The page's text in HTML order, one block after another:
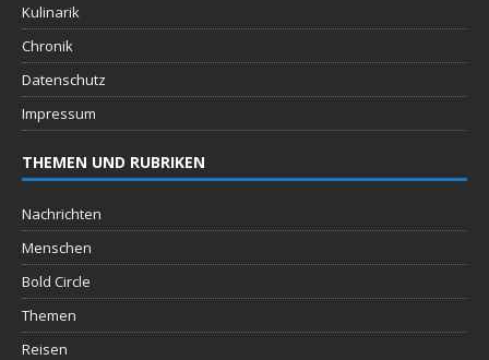
Kulinarik
Chronik
Datenschutz
Impressum
THEMEN UND RUBRIKEN
Nachrichten
Menschen
Bold Circle
Themen
Reisen